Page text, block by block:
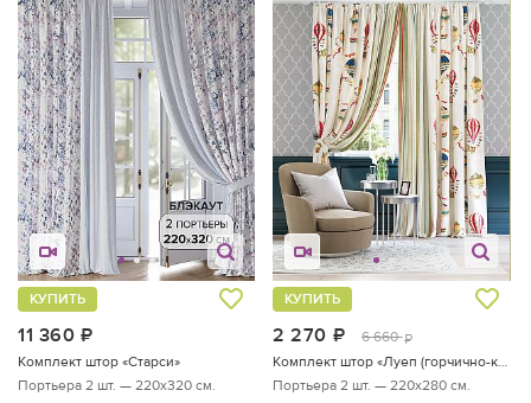
11 360
КУПИТЬ
Комплект штор «Старси»
Портьера 2 шт. — 220х320 см.
2 270 руб.
6 660 руб.
КУПИТЬ
Комплект штор «Луеп (горчично-красный)»
Портьера 2 шт. — 220х280 см.